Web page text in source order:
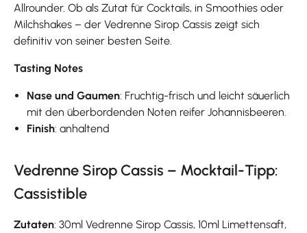
Allrounder. Ob als Zutat für Cocktails, in Smoothies oder
Milchshakes – der Vedrenne Sirop Cassis zeigt sich
definitiv von seiner besten Seite.
Tasting Notes
Nase und Gaumen: Fruchtig-frisch und leicht säuerlich
mit den überbordenden Noten reifer Johannisbeeren.
Finish: anhaltend
Vedrenne Sirop Cassis – Mocktail-Tipp:
Cassistible
Zutaten: 30ml Vedrenne Sirop Cassis, 10ml Limettensaft,